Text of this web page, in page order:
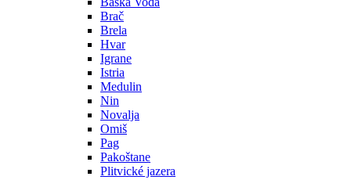
Brač
Brela
Hvar
Igrane
Istria
Medulin
Nin
Novalja
Omiš
Pag
Pakoštane
Plitvické jazera